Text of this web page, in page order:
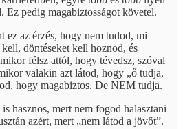
Ez pedig magabiztosságot követel.
ez az érzés, hogy nem tudod, mi
döntéseket kell hoznod, és
félsz attól, hogy tévedsz, szóval
valakin azt látod, hogy „ő tudja,
hogy magabiztos. De NEM tudja.
hasznos, mert nem fogod halasztani
azért, mert „nem látod a jövőt”.